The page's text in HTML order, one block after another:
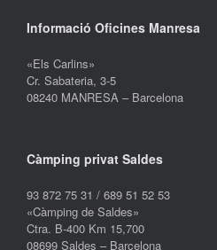
Informació Oficines Manresa
«Els Carlins»
Cr. Sabateria, 3-5
08240 MANRESA – Barcelona
Càmping privat Saldes
93 872 75 31 / 689 51 52 53
«Càmping de Saldes»
Ctra. B-400 Km 15,700
08699 Saldes – Barcelona